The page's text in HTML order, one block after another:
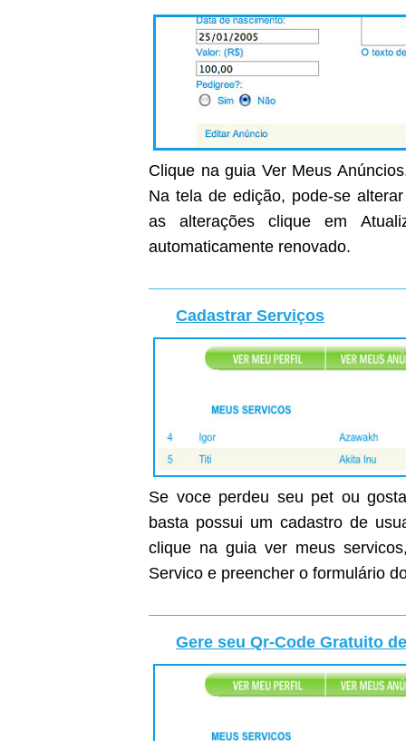
Clique na guia Ver Meus
Na tela de edição, pode-se
as alterações clique em
automaticamente renovado.
Cadastrar Serviços
Se voce perdeu seu pet ou
basta possui um cadastro de
clique na guia ver meus
Servico e preencher o formulário
Gere seu Qr-Code Gratuito